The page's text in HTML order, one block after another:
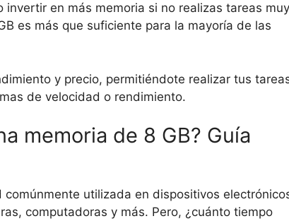
en más memoria si no realizas tareas muy
es más que suficiente para la mayoría de las
y precio, permitiéndote realizar tus
de velocidad o rendimiento.
memoria de 8 GB? Guía
comúnmente utilizada en dispositivos
computadoras y más. Pero, ¿cuánto tiempo